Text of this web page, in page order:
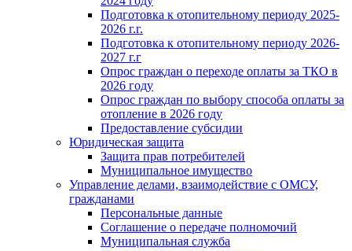
Подготовка к отопительному периоду 2025-
2026 г.г.
Подготовка к отопительному периоду 2026-
2027 г.г
Опрос граждан о переходе оплаты за ТКО в
2026 году
Опрос граждан по выбору способа оплаты за
отопление в 2026 году
Предоставление субсидии
Юридическая защита
Защита прав потребителей
Муниципальное имущество
Управление делами, взаимодействие с ОМСУ,
гражданами
Персональные данные
Соглашение о передаче полномочий
Муниципальная служба